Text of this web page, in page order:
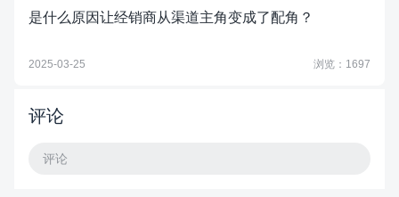
是什么原因让经销商从渠道主角变成了配角？
2025-03-25 浏览：1697
评论
评论